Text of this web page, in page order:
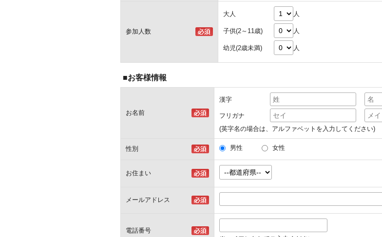
参加人数
大人 人
子供(2～11歳) 人
幼児(2歳未満) 人
■お客様情報
お名前
漢字
フリガナ
(英字名の場合は、アルファベットを入力してください)
性別 男性 女性
お住まい
メールアドレス
電話番号